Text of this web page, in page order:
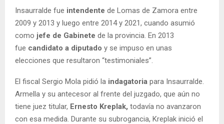
Insaurralde fue intendente de Lomas de Zamora entre
2009 y 2013 y luego entre 2014 y 2021, cuando asumió
como jefe de Gabinete de la provincia. En 2013
fue candidato a diputado y se impuso en unas
elecciones que resultaron “testimoniales”.
El fiscal Sergio Mola pidió la indagatoria para Insaurralde.
Armella y su antecesor al frente del juzgado, que aún no
tiene juez titular, Ernesto Kreplak, todavía no avanzaron
con esa medida. Durante su subrogancia, Kreplak inició el